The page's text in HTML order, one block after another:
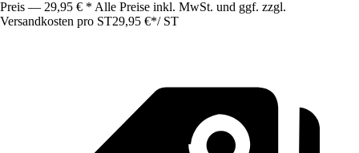
Preis — 29,95 € * Alle Preise inkl. MwSt. und ggf. zzgl.
Versandkosten pro ST29,95 €*/ ST